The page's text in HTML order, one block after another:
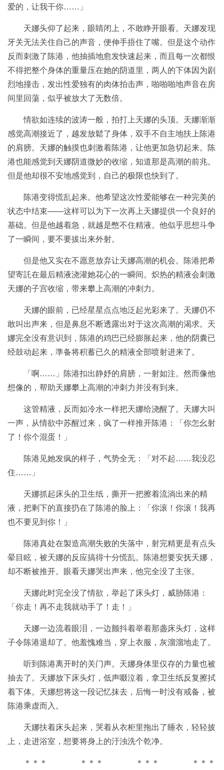
爱的，让我干你……」
天娜头仰了起来，眼睛闭上，不敢睁开眼看。天娜发现
牙关无法关住自己的声音，便伸手捂住了嘴。但是这个动作
反而刺激了陈港，他抽插地愈发快速起来，而且每一次都恨
不得把整个身体的重量压在她的阴道里，两人的下体因为剧
烈地撞击，发出性爱独有的肉体拍击声，啪啪啪地声音在房
间里回蕩，似乎被放大了无数倍。
情欲如连续的波涛一般，拍打上天娜的头顶。天娜渐渐
感觉高潮接近了，越发放鬆了身体，双手不自主地扶上陈港
的肩膀。天娜的触摸也刺激着陈港，让他更加急切起来。陈
港也能感觉到天娜阴道微妙的收缩，知道那是高潮的前兆。
但是他却很不安地感觉到，自己的极限也快到了。
陈港变得慌乱起来。他希望这次性爱能够在一种完美的
状态中结束——这样可以为下一次再上天娜提供一个良好的
基础。但是他越着急，就越是憋不住精液。他似乎思想斗争
了一瞬间，要不要拔出来外射。
但是他又实在不愿意放弃让天娜高潮的机会。陈港把希
望寄託在最后精液浇灌她花心的一瞬间。炽热的精液会刺激
天娜的子宫收缩，带来攀上高潮的冲刺力。
天娜的眼前，已经星星点点地泛起光彩来了。天娜仍不
敢叫出声来，但是鼻息不断透露出对于这次高潮的渴求。天
娜完全没有意识到，陈港的鸡巴已经膨胀起来，他的阴囊已
经鼓动起来，準备将积蓄已久的精液全部喷射进来了。
「啊……」陈港扣出静妤的肩膀，一射如注。然而像他
想像的，帮助天娜攀上高潮的冲刺力并没有到来。
这管精液，反而如冷水一样把天娜给浇醒了。天娜大叫
一声，从情欲中苏醒过来，疯了一样推开陈港：「你怎幺射
了！你个混蛋！」
陈港见她发疯的样子，气势全无：「对不起……我没忍
住……」
天娜抓起床头的卫生纸，撕开一把擦着流淌出来的精
液，把剩下的直接扔在了陈港的脸上：「你滚！你滚！我再
也不要见到你！」
陈港真处在製造高潮失败的失落中，射完精更是有点头
晕目眩，被天娜的反应搞得十分慌乱。陈港想要安抚天娜，
却不断被推开。眼看天娜哭出声来，他完全没了主张。
天娜此时完全没了情欲，举起了床头灯，威胁陈港：
「你走！再不走我就动手了！走！」
天娜一边流着眼泪，一边颤抖着举着那盏床头灯，这样
子令陈港退却了。他羞愧难当，穿上衣服，灰溜溜地走了。
听到陈港离开时的关门声。天娜身体里仅存的力量也被
抽去了。天娜放下床头灯，低声啜泣着，拿卫生纸反复擦拭
着下体。天娜想将这一段记忆抹去，后悔一时没有戒备，被
陈港乘虚而入。
天娜扶着床头起来，哭着从衣柜里拖出了睡衣，轻轻披
上，走进浴室，想要将身上的汙浊洗个乾净。
＊＊＊ ＊＊＊ ＊＊＊ ＊＊＊